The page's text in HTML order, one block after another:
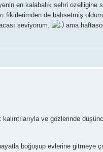
en kalabalık sehri ozelligine
fikirlerimden de bahsetmiş
seviyorum.
ama
ve gözlerinde
boğuşup evlerine gitmeye